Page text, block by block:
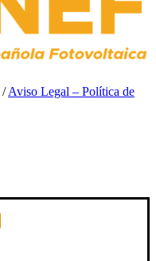
/Aviso Legal – Política de